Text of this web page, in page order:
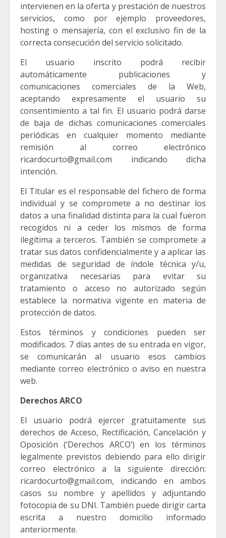
intervienen en la oferta y prestación de nuestros
servicios, como por ejemplo proveedores,
hosting o mensajería, con el exclusivo fin de la
correcta consecución del servicio solicitado.
El usuario inscrito podrá recibir
automáticamente publicaciones y
comunicaciones comerciales de la Web,
aceptando expresamente el usuario su
consentimiento a tal fin. El usuario podrá darse
de baja de dichas comunicaciones comerciales
periódicas en cualquier momento mediante
remisión al correo electrónico
ricardocurto@gmail.com indicando dicha
intención.
El Titular es el responsable del fichero de forma
individual y se compromete a no destinar los
datos a una finalidad distinta para la cual fueron
recogidos ni a ceder los mismos de forma
ilegítima a terceros. También se compromete a
tratar sus datos confidencialmente y a aplicar las
medidas de seguridad de índole técnica y/u,
organizativa necesarias para evitar su
tratamiento o acceso no autorizado según
establece la normativa vigente en materia de
protección de datos.
Estos términos y condiciones pueden ser
modificados. 7 días antes de su entrada en vigor,
se comunicarán al usuario esos cambios
mediante correo electrónico o aviso en nuestra
web.
Derechos ARCO
El usuario podrá ejercer gratuitamente sus
derechos de Acceso, Rectificación, Cancelación y
Oposición (‘Derechos ARCO’) en los términos
legalmente previstos debiendo para ello dirigir
correo electrónico a la siguiente dirección:
ricardocurto@gmail.com, indicando en ambos
casos su nombre y apellidos y adjuntando
fotocopia de su DNI. También puede dirigir carta
escrita a nuestro domicilio informado
anteriormente.